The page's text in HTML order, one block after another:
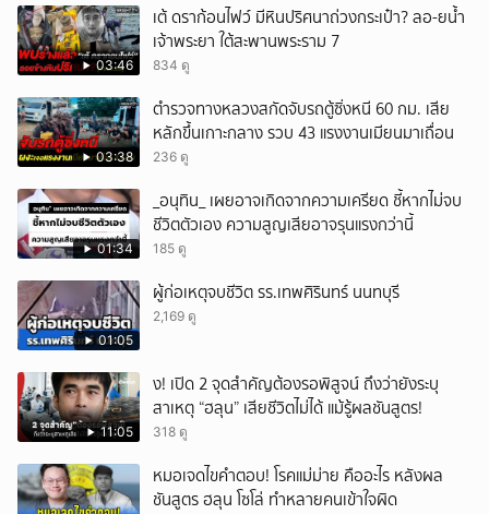
03:46
เต้ ดราก้อนไฟว์ มีหินปริศนาถ่วงกระเป๋า? ลอ-ยน้ำ
เจ้าพระยา ใต้สะพานพระราม 7
834 ดู
03:38
ตำรวจทางหลวงสกัดจับรถตู้ซิ่งหนี 60 กม. เสีย
หลักขึ้นเกาะกลาง รวบ 43 แรงงานเมียนมาเถื่อน
236 ดู
01:34
_อนุทิน_ เผยอาจเกิดจากความเครียด ชี้หากไม่จบ
ชีวิตตัวเอง ความสูญเสียอาจรุนแรงกว่านี้
185 ดู
01:05
ผู้ก่อเหตุจบชีวิต รร.เทพศิรินทร์ นนทบุรี
2,169 ดู
11:05
ึ้ง! เปิด 2 จุดสำคัญต้องรอพิสูจน์ ถึงว่ายังระบุ
สาเหตุ “ฮลุน” เสียชีวิตไม่ได้ แม้รู้ผลชันสูตร!
318 ดู
หมอเจดไขคำตอบ! โรคแม่ม่าย คืออะไร หลังผล
ชันสูตร ฮลุน โซโล่ ทำหลายคนเข้าใจผิด